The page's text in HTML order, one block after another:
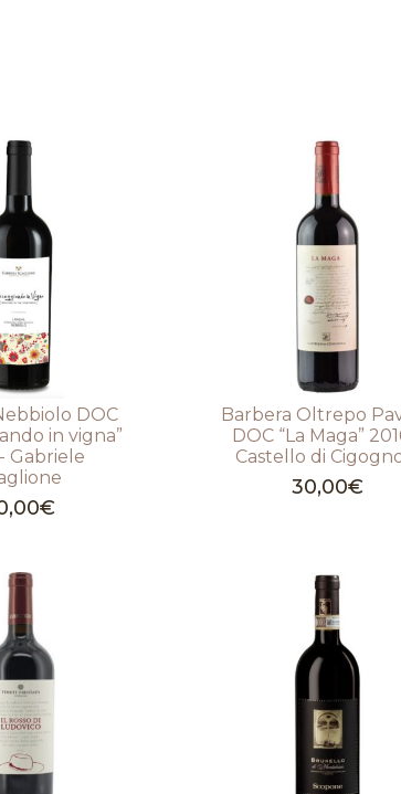
DOC
in vigna”
Gabriele
€
Barbera Oltrepo
DOC “La Maga”
Castello di
30,00€